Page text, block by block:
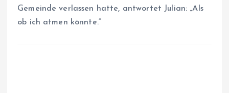
Gemeinde verlassen hatte, antwortet Julian: „Als
ob ich atmen könnte.“